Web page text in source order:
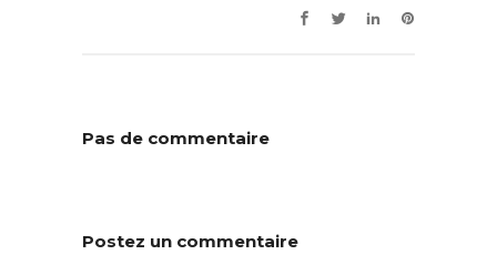
Pas de commentaire
Postez un commentaire